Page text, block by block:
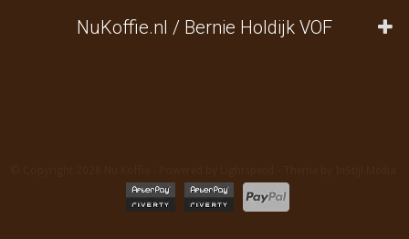
NuKoffie.nl / Bernie Holdijk VOF